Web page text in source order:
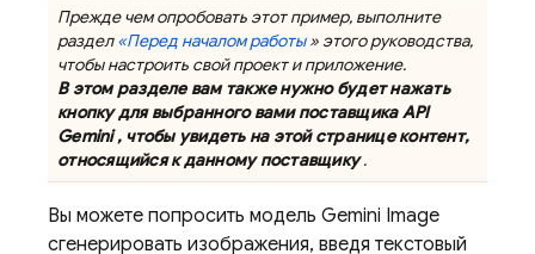
Прежде чем опробовать этот пример, выполните
раздел«Перед началом работы» этого руководства,
чтобы настроить свой проект и приложение.
В этом разделе вам также нужно будет нажать
кнопку для выбранного вами поставщикаAPI
Gemini, чтобы увидеть на этой странице контент,
относящийся к данному поставщику.
Вы можете попросить модель Gemini Image
сгенерировать изображения, введя текстовый